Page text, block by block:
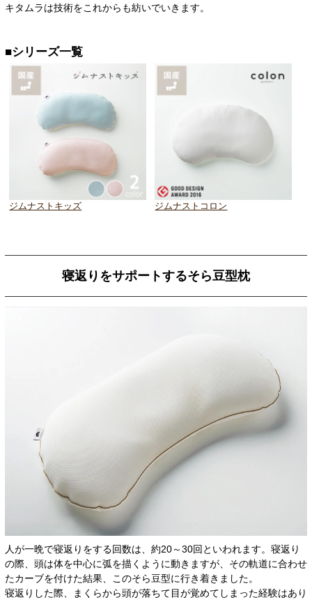
キタムラは技術をこれからも紡いでいきます。
■シリーズ一覧
ジムナストキッズ ジムナストコロン
寝返りをサポートするそら豆型枕
人が一晩で寝返りをする回数は、約20～30回といわれます。寝返り
の際、頭は体を中心に弧を描くように動きますが、その軌道に合わせ
たカーブを付けた結果、このそら豆型に行き着きました。
寝返りした際、まくらから頭が落ちて目が覚めてしまった経験はあり